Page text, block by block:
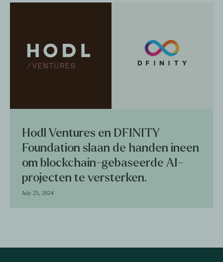
Hodl Ventures en DFINITY
Foundation slaan de handen ineen
om blockchain-gebaseerde AI-
projecten te versterken.
July 25, 2024